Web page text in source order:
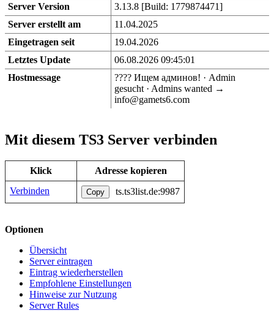
Server Version
3.13.8 [Build: 1779874471]
Server erstellt am
11.04.2025
Eingetragen seit
19.04.2026
Letztes Update
06.08.2026 09:45:01
Hostmessage
????️ Ищем админов! · Admin
gesucht · Admins wanted →
info@gamets6.com
Mit diesem TS3 Server verbinden
Klick
Adresse kopieren
Verbinden
Copy ts.ts3list.de:9987
Optionen
Übersicht
Server eintragen
Eintrag wiederherstellen
Empfohlene Einstellungen
Hinweise zur Nutzung
Server Rules